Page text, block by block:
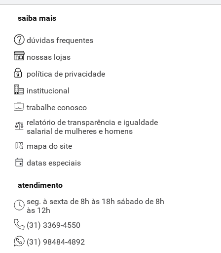
saiba mais
dúvidas frequentes
nossas lojas
política de privacidade
institucional
trabalhe conosco
relatório de transparência e igualdade
salarial de mulheres e homens
mapa do site
datas especiais
atendimento
seg. à sexta de 8h às 18h sábado de 8h
às 12h
(31) 3369-4550
(31) 98484-4892